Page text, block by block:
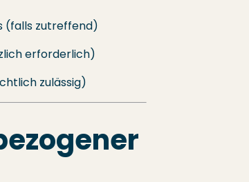
(falls zutreffend)
erforderlich)
zulässig)